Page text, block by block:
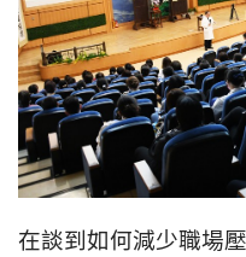
在談到如何減少職場